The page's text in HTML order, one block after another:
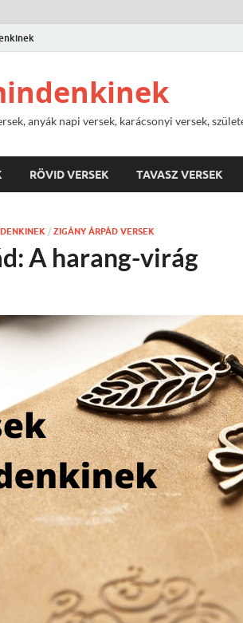
anyák napi versek, karácsonyi versek,
RÖVID VERSEK TAVASZ VERSEK
/ ZIGÁNY ÁRPÁD VERSEK
A harang-virág